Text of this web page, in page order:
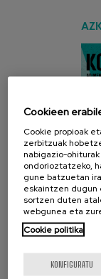
Cookieen
Cookie propioak
zerbitzuak
nabigazio-
ondorioztatzeko,
gune batzuetan
eskaintzen
sortzen duten
webgunea eta
Cookie politika
KONFIGURATU